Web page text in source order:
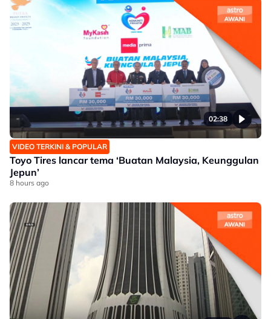
02:38
VIDEO TERKINI & POPULAR
Toyo Tires lancar tema ‘Buatan Malaysia, Keunggulan
Jepun’
8 hours ago